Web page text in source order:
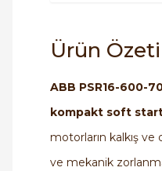
Ürün Özeti
ABB PSR16-600-
kompakt soft
motorların kalkış ve
ve mekanik